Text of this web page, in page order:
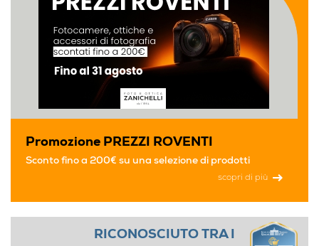
Promozione PREZZI ROVENTI
Sconto fino a 200€ su una selezione di prodotti
scopri di più
RICONOSCIUTO TRA I